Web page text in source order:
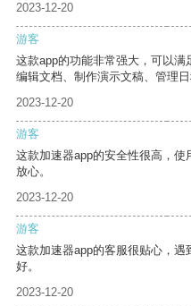
2023-12-20
游客
这款app的功能非常强大，可以
编辑文档、制作演示文稿、管理日
2023-12-20
游客
这款加速器app的安全性很高，
放心。
2023-12-20
游客
这款加速器app的客服很贴心，
好。
2023-12-20